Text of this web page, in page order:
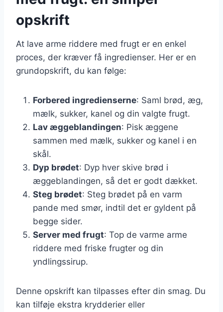
opskrift
At lave arme riddere med frugt er en enkel
proces, der kræver få ingredienser. Her er en
grundopskrift, du kan følge:
Forbered ingredienserne: Saml brød, æg,
mælk, sukker, kanel og din valgte frugt.
Lav æggeblandingen: Pisk æggene
sammen med mælk, sukker og kanel i en
skål.
Dyp brødet: Dyp hver skive brød i
æggeblandingen, så det er godt dækket.
Steg brødet: Steg brødet på en varm
pande med smør, indtil det er gyldent på
begge sider.
Server med frugt: Top de varme arme
riddere med friske frugter og din
yndlingssirup.
Denne opskrift kan tilpasses efter din smag. Du
kan tilføje ekstra krydderier eller